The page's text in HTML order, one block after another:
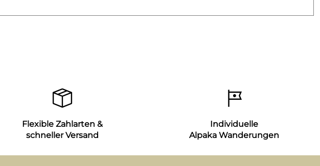
Flexible Zahlarten &
schneller Versand
Individuelle
Alpaka Wanderungen